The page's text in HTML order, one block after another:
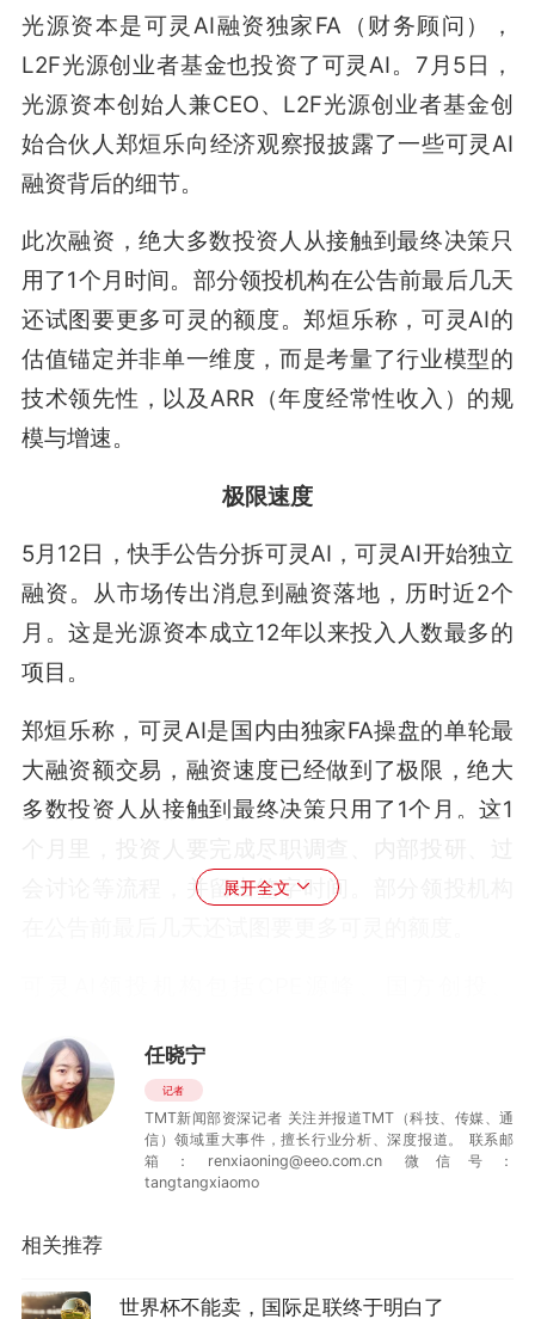
光源资本是可灵AI融资独家FA（财务顾问），
L2F光源创业者基金也投资了可灵AI。7月5日，
光源资本创始人兼CEO、L2F光源创业者基金创
始合伙人郑烜乐向经济观察报披露了一些可灵AI
融资背后的细节。
此次融资，绝大多数投资人从接触到最终决策只
用了1个月时间。部分领投机构在公告前最后几天
还试图要更多可灵的额度。郑烜乐称，可灵AI的
估值锚定并非单一维度，而是考量了行业模型的
技术领先性，以及ARR（年度经常性收入）的规
模与增速。
极限速度
5月12日，快手公告分拆可灵AI，可灵AI开始独立
融资。从市场传出消息到融资落地，历时近2个
月。这是光源资本成立12年以来投入人数最多的
项目。
郑烜乐称，可灵AI是国内由独家FA操盘的单轮最
大融资额交易，融资速度已经做到了极限，绝大
多数投资人从接触到最终决策只用了1个月。这1
会讨论等流程，并留出签字时间。部分领投机构
关村科学城基金（联合国科投资）。
可灵AI融资的复杂度超过一般私募融资，因为它
不只是募资，还包括上市公司分拆项目，涉及融
资背景机构、海外投资人、产业资本、财务投资
展开全文
任晓宁
记者
TMT新闻部资深记者 关注并报道TMT（科技、传媒、通
信）领域重大事件，擅长行业分析、深度报道。 联系邮
箱：renxiaoning@eeo.com.cn 微信号：
tangtangxiaomo
相关推荐
世界杯不能卖，国际足联终于明白了